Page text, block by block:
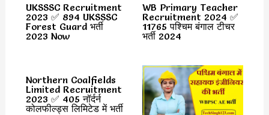
UKSSSC Recruitment
2023 ✅ 894 UKSSSC
Forest Guard भर्ती
2023 Now
WB Primary Teacher
Recruitment 2024 ✅
11765 पश्चिम बंगाल टीचर
भर्ती 2024
Northern Coalfields
Limited Recruitment
2023 ✅ 405 नॉर्दर्न
कोलफील्ड्स लिमिटेड में भर्ती